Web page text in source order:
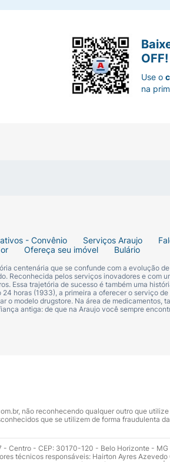
- Convênio Serviços Araujo
Ofereça seu imóvel Bulário
centenária que se confunde com a evolução
Reconhecida pelos serviços inovadores e com
Essa trajetória de sucesso é também uma
horas (1933), a primeira a oferecer o serviço
o modelo drugstore. Na área de medicamentos,
antiga: de que na Araujo você sempre
OFF!
Use o
na
não reconhecendo qualquer outro que
que se utilizem de forma fraudulenta
- Centro - CEP: 30170-120 - Belo Horizonte -
técnicos responsáveis: Hairton Ayres Azevedo